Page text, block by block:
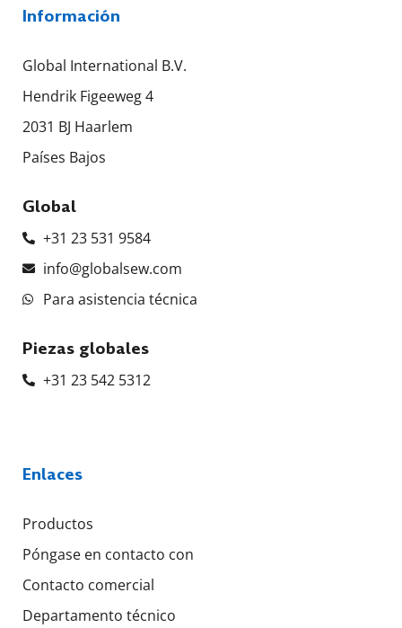
Información
Global International B.V.
Hendrik Figeeweg 4
2031 BJ Haarlem
Países Bajos
Global
+31 23 531 9584
info@globalsew.com
Para asistencia técnica
Piezas globales
+31 23 542 5312
Enlaces
Productos
Póngase en contacto con
Contacto comercial
Departamento técnico